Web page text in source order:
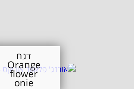
דגם
Orange
flower
onie